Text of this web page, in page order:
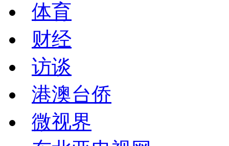
体育
财经
访谈
港澳台侨
微视界